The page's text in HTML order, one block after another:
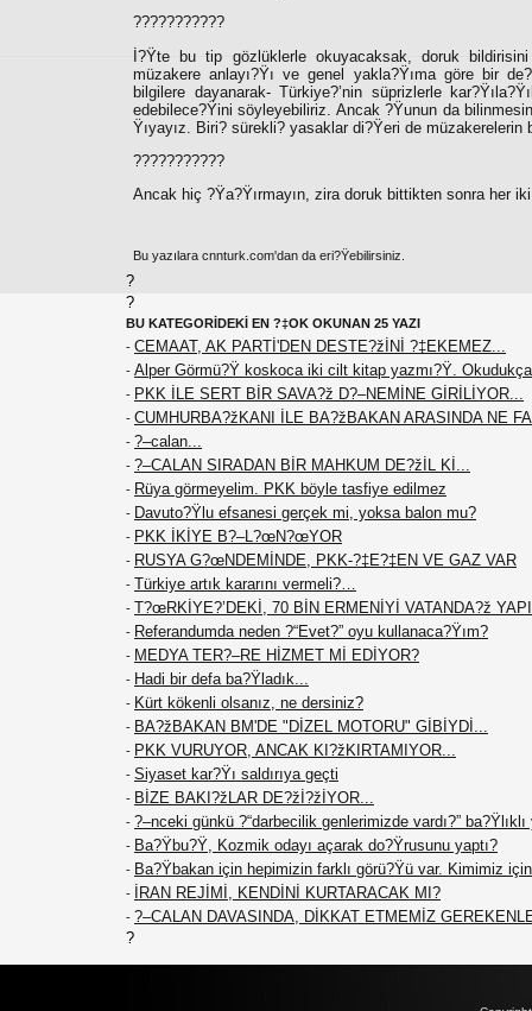
???????????
İ?Ÿte bu tip gözlüklerle okuyacaksak, doruk
müzakere anlayı?Ÿı ve genel yakla?Ÿıma göre bir
bilgilere dayanarak- Türkiye?’nin süprizlerle
edebilece?Ÿini söyleyebiliriz. Ancak ?Ÿunun da
Ÿıyayız. Biri? sürekli? yasaklar di?Ÿeri de müzakerelerin
???????????
Ancak hiç ?Ÿa?Ÿırmayın, zira doruk bittikten sonra her
Bu yazılara cnnturk.com'dan da eri?Ÿebilirsiniz.
?
?
BU KATEGORİDEKİ EN ?‡OK OKUNAN 25 YAZI
- CEMAAT, AK PARTİ'DEN DESTE?žİNİ ?‡EKEMEZ...
- Alper Görmü?Ÿ koskoca iki cilt kitap yazmı?Ÿ.
- PKK İLE SERT BİR SAVA?ž D?–NEMİNE GİRİLİYOR...
- CUMHURBA?žKANI İLE BA?žBAKAN ARASINDA NE
- ?–calan...
- ?–CALAN SIRADAN BİR MAHKUM DE?žİL Kİ...
- Rüya görmeyelim. PKK böyle tasfiye edilmez
- Davuto?Ÿlu efsanesi gerçek mi, yoksa balon mu?
- PKK İKİYE B?–L?œN?œYOR
- RUSYA G?œNDEMİNDE, PKK-?‡E?‡EN VE GAZ VAR
- Türkiye artık kararını vermeli?…
- T?œRKİYE?’DEKİ, 70 BİN ERMENİYİ VATANDA?ž
- Referandumda neden ?“Evet?” oyu kullanaca?Ÿım?
- MEDYA TER?–RE HİZMET Mİ EDİYOR?
- Hadi bir defa ba?Ÿladık...
- Kürt kökenli olsanız, ne dersiniz?
- BA?žBAKAN BM'DE "DİZEL MOTORU" GİBİYDİ...
- PKK VURUYOR, ANCAK KI?žKIRTAMIYOR...
- Siyaset kar?Ÿı saldırıya geçti
- BİZE BAKI?žLAR DE?žİ?žİYOR...
- ?–nceki günkü ?“darbecilik genlerimizde vardı?”
- Ba?Ÿbu?Ÿ, Kozmik odayı açarak do?Ÿrusunu yaptı?
- Ba?Ÿbakan için hepimizin farklı görü?Ÿü var. Kimimiz
- İRAN REJİMİ, KENDİNİ KURTARACAK MI?
- ?–CALAN DAVASINDA, DİKKAT ETMEMİZ
?